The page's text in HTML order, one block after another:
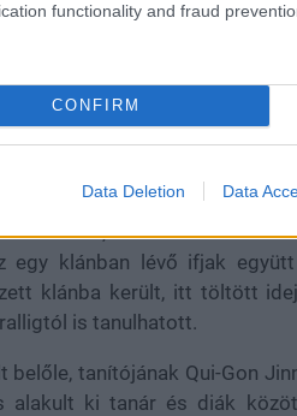
functionality and fraud
CONFIRM
Data Deletion Data
csata, tehát az Egy új
került, ahol a
egy klánban lévő ifjak
klánba került, itt töltött
is tanulhatott.
tanítójának Qui-Gon
ki tanár és diák